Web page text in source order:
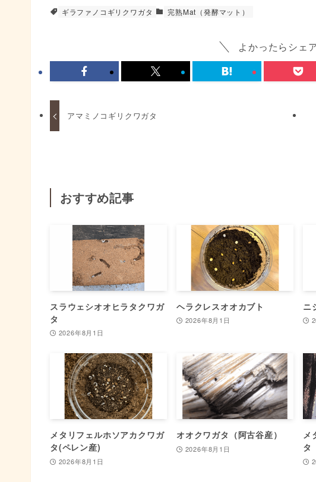
ギラファノコギリクワガタ 完熟Mat（発酵マット）
よかったらシェ
アマミノコギリクワガタ
おすすめ記事
スラウェシオオヒラタクワガ
タ
2026年8月1日
ヘラクレスオオカブト
2026年8月1日
ニ
メタリフェルホソアカクワガ
タ(ペレン産)
2026年8月1日
オオクワガタ（阿古谷産）
2026年8月1日
メ
タ